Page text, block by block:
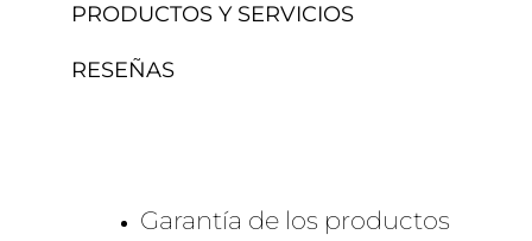
PRODUCTOS Y SERVICIOS
RESEÑAS
Garantía de los productos